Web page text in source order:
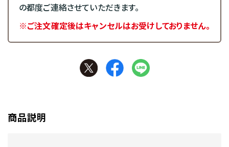
の都度ご連絡させていただきます。
※ご注文確定後はキャンセルはお受けしておりません。
商品説明